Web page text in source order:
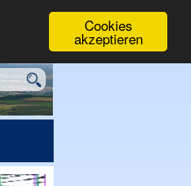
Cookies
akzeptieren